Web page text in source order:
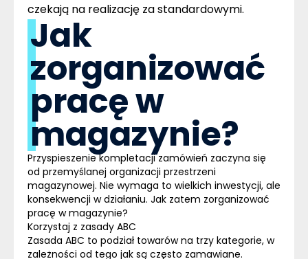
czekają na realizację za standardowymi.
Jak
zorganizować
pracę w
magazynie?
Przyspieszenie kompletacji zamówień zaczyna się
od przemyślanej organizacji przestrzeni
magazynowej. Nie wymaga to wielkich inwestycji, ale
konsekwencji w działaniu. Jak zatem zorganizować
pracę w magazynie?
Korzystaj z zasady ABC
Zasada ABC to podział towarów na trzy kategorie, w
zależności od tego jak są często zamawiane.